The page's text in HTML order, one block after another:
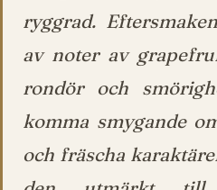
ryggrad.
av noter av
rondör och
komma smygande
och fräscha